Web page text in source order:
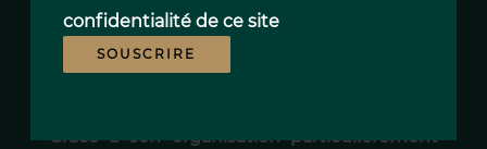
confidentialitéde ce site
SOUSCRIRE
UNE PROPRIÉTÉ ENTRE RÉSIDENCE DE
PRESTIGE ET HOSPITALITY HAUT DE
Grâce à son organisation particulièrement